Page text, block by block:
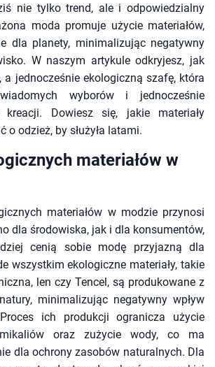
nie tylko trend, ale i odpowiedzialny
moda promuje użycie materiałów,
dla planety, minimalizując negatywny
W naszym artykule odkryjesz, jak
a jednocześnie ekologiczną szafę, która
wyborów i jednocześnie
kreacji. Dowiesz się, jakie materiały
o odzież, by służyła latami.
materiałów w
materiałów w modzie przynosi
dla środowiska, jak i dla konsumentów,
cenią sobie modę przyjazną dla
wszystkim ekologiczne materiały, takie
len czy Tencel, są produkowane z
minimalizując negatywny wpływ
ich produkcji ogranicza użycie
oraz zużycie wody, co ma
dla ochrony zasobów naturalnych. Dla